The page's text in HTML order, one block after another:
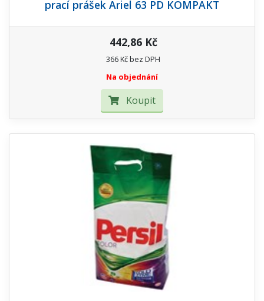
prací prášek Ariel 63 PD KOMPAKT
442,86 Kč
366 Kč bez DPH
Na objednání
Koupit